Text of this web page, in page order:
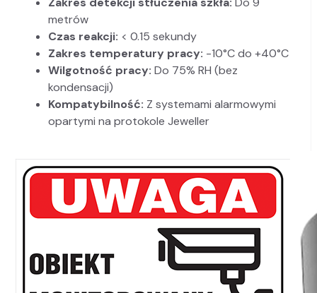
metrów
Czas reakcji: < 0.15 sekundy
Zakres temperatury pracy: -10°C do +40°C
Wilgotność pracy: Do 75% RH (bez
kondensacji)
Kompatybilność: Z systemami alarmowymi
opartymi na protokole Jeweller